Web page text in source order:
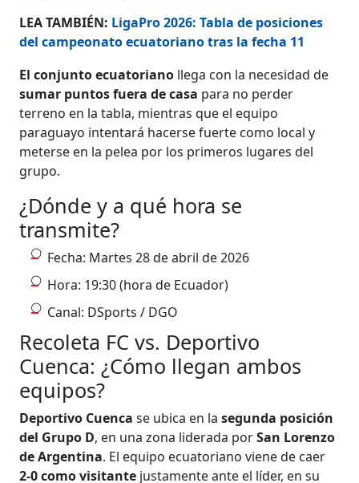
LEA TAMBIÉN: LigaPro 2026: Tabla de posiciones
del campeonato ecuatoriano tras la fecha 11
El conjunto ecuatoriano llega con la necesidad de
sumar puntos fuera de casa para no perder
terreno en la tabla, mientras que el equipo
paraguayo intentará hacerse fuerte como local y
meterse en la pelea por los primeros lugares del
grupo.
¿Dónde y a qué hora se
transmite?
Fecha: Martes 28 de abril de 2026
Hora: 19:30 (hora de Ecuador)
Canal: DSports / DGO
Recoleta FC vs. Deportivo
Cuenca: ¿Cómo llegan ambos
equipos?
Deportivo Cuenca se ubica en lasegunda posición
del Grupo D, en una zona liderada porSan Lorenzo
de Argentina. El equipo ecuatoriano viene de caer
2-0 como visitante justamente ante el líder, en su